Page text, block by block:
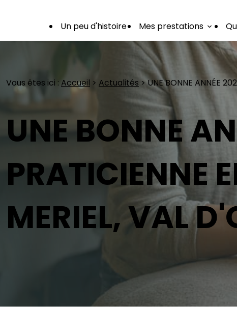
Un peu d'histoire
Mes prestations
Vous êtes ici : Accueil > Actualités > UNE BONNE ANNÉE
UNE BONNE
PRATICIENNE
MERIEL, VAL